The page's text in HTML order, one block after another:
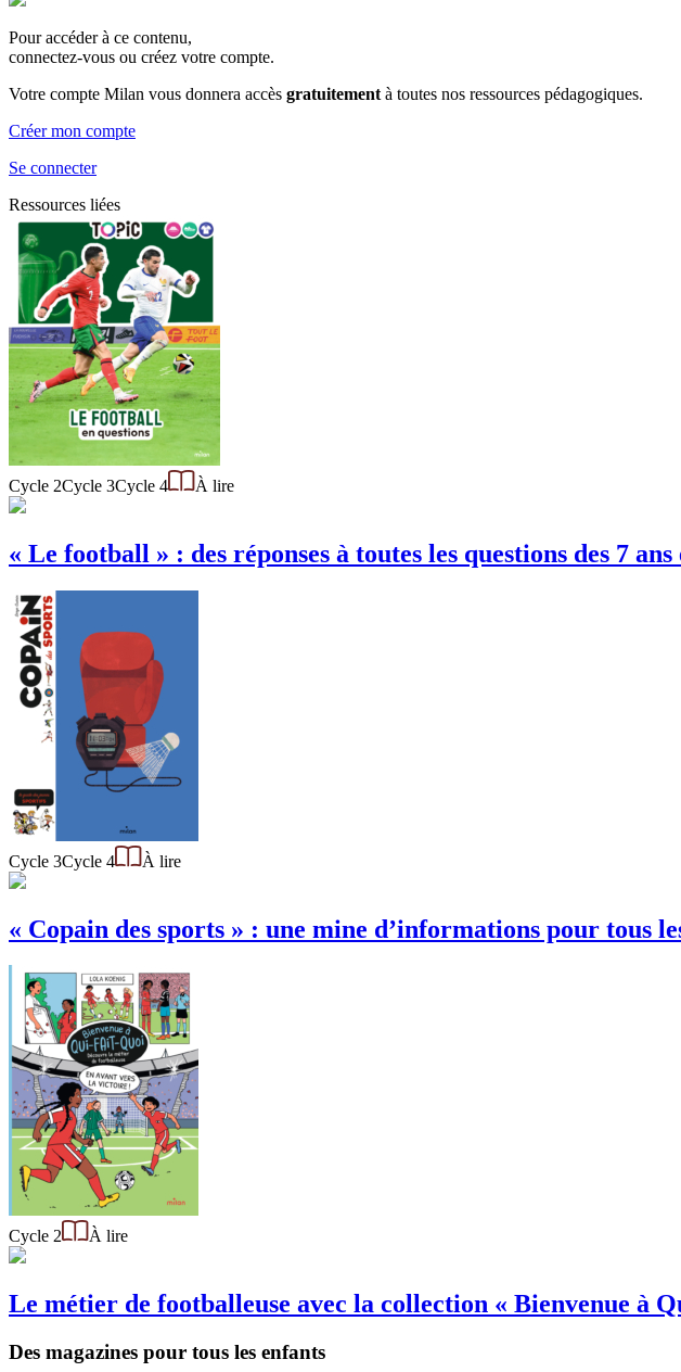
Pour accéder à ce contenu,
connectez-vous ou créez votre compte.
Votre compte Milan vous donnera accès gratuitement à toutes nos ressources pédagogiques.
Créer mon compte
Se connecter
Ressources liées
Cycle 2Cycle 3Cycle 4 À lire
« Le football » : des réponses à toutes les questions des 7 ans
Cycle 3Cycle 4 À lire
« Copain des sports » : une mine d’informations pour tous
Cycle 2 À lire
Le métier de footballeuse avec la collection « Bienvenue à
Des magazines pour tous les enfants